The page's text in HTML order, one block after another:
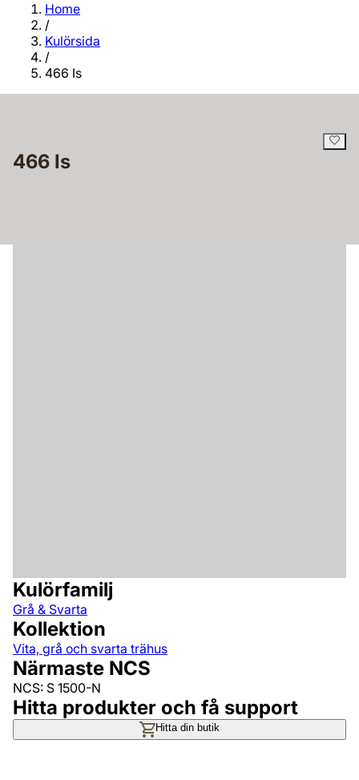
Home
/
Kulörsida
/
466 Is
466 Is
Kulörfamilj
Grå & Svarta
Kollektion
Vita, grå och svarta trähus
Närmaste NCS
NCS: S 1500-N
Hitta produkter och få support
Hitta din butik